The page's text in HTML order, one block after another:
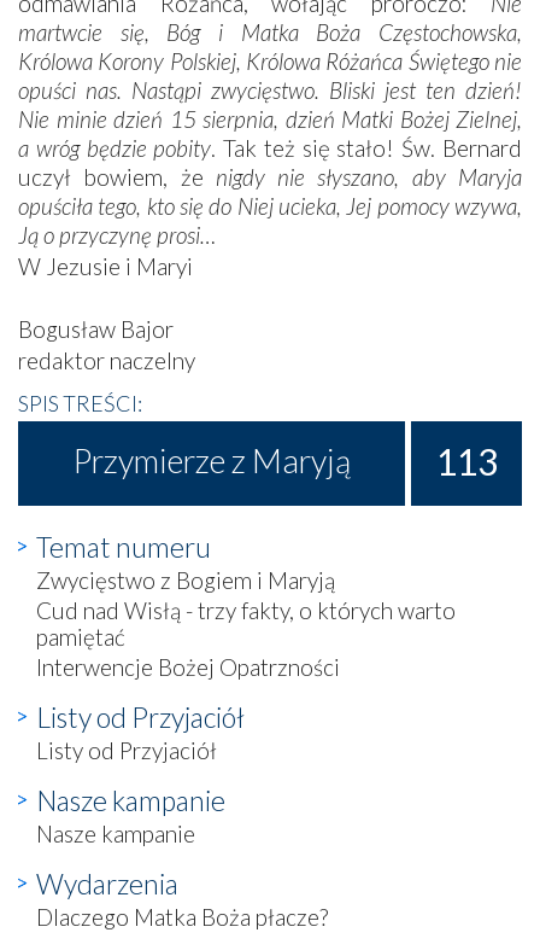
martwcie się, Bóg i Matka Boża Częstochowska,
Królowa Korony Polskiej, Królowa Różańca Świętego nie
opuści nas. Nastąpi zwycięstwo. Bliski jest ten dzień!
Nie minie dzień 15 sierpnia, dzień Matki Bożej Zielnej,
a wróg będzie pobity. Tak też się stało! Św. Bernard
uczył bowiem, że nigdy nie słyszano, aby Maryja
opuściła tego, kto się do Niej ucieka, Jej pomocy wzywa,
Ją o przyczynę prosi…
W Jezusie i Maryi
Bogusław Bajor
redaktor naczelny
SPIS TREŚCI:
Przymierze z Maryją 113
Temat numeru
Zwycięstwo z Bogiem i Maryją
Cud nad Wisłą - trzy fakty, o których warto
pamiętać
Interwencje Bożej Opatrzności
Listy od Przyjaciół
Listy od Przyjaciół
Nasze kampanie
Nasze kampanie
Wydarzenia
Dlaczego Matka Boża płacze?